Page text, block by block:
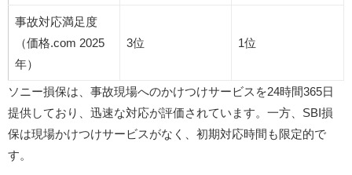
事故対応満足度
（価格.com 2025
年）
3位 1位
ソニー損保は、事故現場へのかけつけサービスを24時間365日
提供しており、迅速な対応が評価されています。​一方、SBI損
保は現場かけつけサービスがなく、初期対応時間も限定的で
す。​